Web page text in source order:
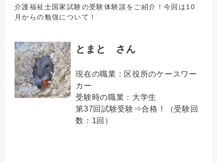
介護福祉士国家試験の受験体験談をご紹介！今回は10
月からの勉強について！
とまと さん
現在の職業 ： 区役所のケースワー
カー
受験時の職業：大学生
第37回試験受験⇒合格！（受験回
数：1回）